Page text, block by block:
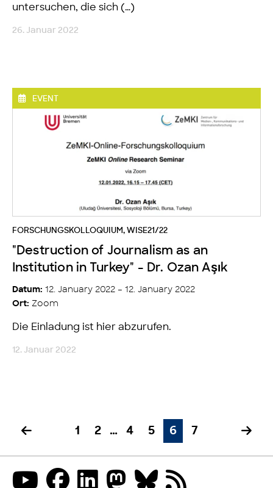
untersuchen, die sich (…)
26. Januar 2022
EVENT
FORSCHUNGSKOLLOQUIUM, WISE21/22
"Destruction of Journalism as an
Institution in Turkey" - Dr. Ozan Aşık
Datum: 12. January 2022 – 12. January 2022
Ort: Zoom
Die Einladung ist hier abzurufen.
12. Januar 2022
1 2 … 4 5 6 7